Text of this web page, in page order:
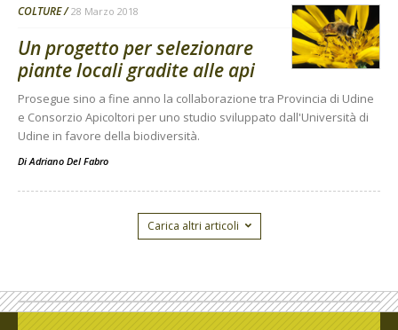
COLTURE 28 Marzo 2018
Un progetto per selezionare
piante locali gradite alle api
Prosegue sino a fine anno la collaborazione tra Provincia di Udine
e Consorzio Apicoltori per uno studio sviluppato dall'Università di
Udine in favore della biodiversità.
Di Adriano Del Fabro
Carica altri articoli